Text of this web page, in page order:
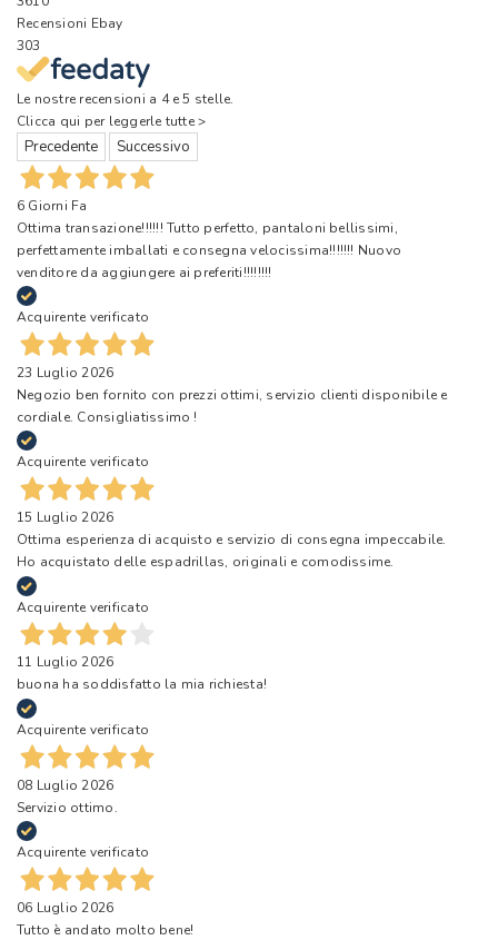
Recensioni Ebay
303
Le nostre recensioni a 4 e 5 stelle.
Clicca qui per leggerle tutte >
Precedente Successivo
6 Giorni Fa
Ottima transazione!!!!!! Tutto perfetto, pantaloni bellissimi,
perfettamente imballati e consegna velocissima!!!!!!! Nuovo
venditore da aggiungere ai preferiti!!!!!!!!
Acquirente verificato
23 Luglio 2026
Negozio ben fornito con prezzi ottimi, servizio clienti disponibile e
cordiale. Consigliatissimo !
Acquirente verificato
15 Luglio 2026
Ottima esperienza di acquisto e servizio di consegna impeccabile.
Ho acquistato delle espadrillas, originali e comodissime.
Acquirente verificato
11 Luglio 2026
buona ha soddisfatto la mia richiesta!
Acquirente verificato
08 Luglio 2026
Servizio ottimo.
Acquirente verificato
06 Luglio 2026
Tutto è andato molto bene!